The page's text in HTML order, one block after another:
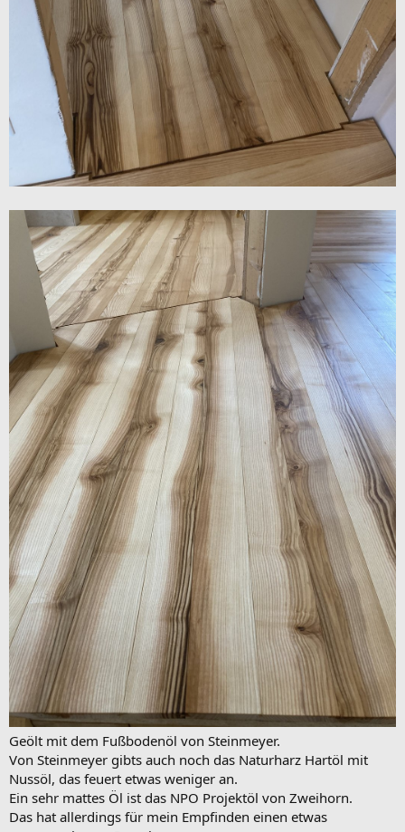
Geölt mit dem Fußbodenöl von Steinmeyer.
Von Steinmeyer gibts auch noch das Naturharz Hartöl mit
Nussöl, das feuert etwas weniger an.
Ein sehr mattes Öl ist das NPO Projektöl von Zweihorn.
Das hat allerdings für mein Empfinden einen etwas